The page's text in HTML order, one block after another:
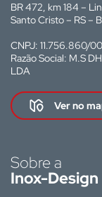
BR 472, km 184 –
Santo Cristo – RS –
CNPJ: 11.756.860/
Razão Social: M.S
LDA
Ver no
Sobre a
Inox-Design